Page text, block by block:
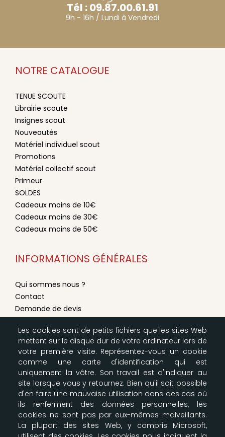
Les cookies sont de petits fichiers que les sites Web
mettent sur le disque dur de votre ordinateur lors de
votre première visite. Représentez-vous un cookie
comme une carte d'identification qui est
uniquement la vôtre. Son travail est d'indiquer au
site lorsque vous y retournez. Bien qu'il soit possible
d'en faire une mauvaise utilisation dans des cas où
ils renferment des données personnelles, les
cookies ne sont pas par eux-mêmes malveillants.
La plupart des sites Web, y compris Microsoft,
Tél : 09.87.00.61.91
9h - 16h / Lundi à Vendredi
NOTRE CATALOGUE
TENUE SCOUTE
Librairie scoute
Insignes scout
Nouveautés
Matériel individuel scout
Promotions
Matériel collectif scout
Primeur
SOLDES
Cadeaux moins de 10€
Cadeaux moins de 30€
Cadeaux moins de 50€
INFORMATIONS GÉNÉRALES
Qui sommes nous ?
Contact
Demande de devis
Mentions légales
Modes de livraison & paiement
Configurer les cookies
Plan du site
LA BOUTIQUE SCOUTE
Nos entrepôts
164-166 Av Joseph Kessel